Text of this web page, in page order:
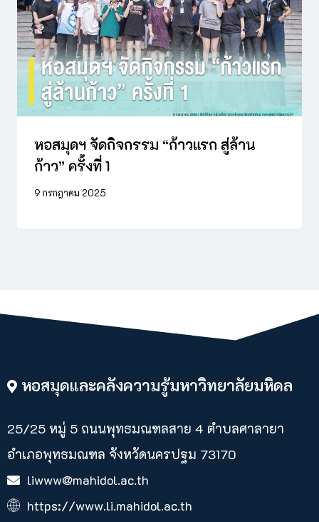
หอสมุดฯ จัดกิจกรรม “ก้าวแรก สู่ล้าน
ก้าว” ครั้งที่ 1
9 กรกฎาคม 2025
หอสมุดและคลังความรู้มหาวิทยาลัยมหิดล
25/25 หมู่ 5 ถนนพุทธมณฑลสาย 4 ตำบลศาลายา​
อำเภอพุทธมณฑล จังหวัดนครปฐม 73170
liwww@mahidol.ac.th
https://www.li.mahidol.ac.th